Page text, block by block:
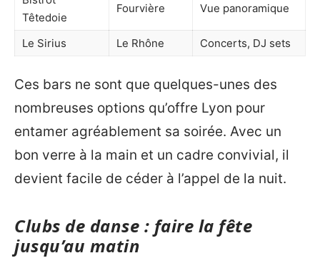
Têtedoie
Fourvière Vue panoramique
Le Sirius Le Rhône Concerts, DJ sets
Ces bars ne sont que quelques-unes des
nombreuses options qu’offre Lyon pour
entamer agréablement sa soirée. Avec un
bon verre à la main et un cadre convivial, il
devient facile de céder à l’appel de la nuit.
Clubs de danse : faire la fête
jusqu’au matin